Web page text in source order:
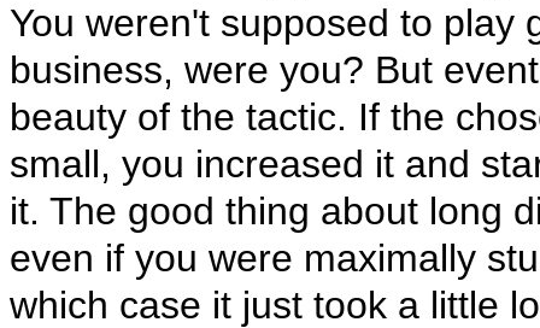
You weren't supposed to play
business, were you? But
beauty of the tactic. If the
small, you increased it and
it. The good thing about long
even if you were maximally
which case it just took a little